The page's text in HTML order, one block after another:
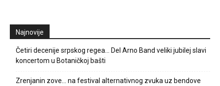
Najnovije
Četiri decenije srpskog regea… Del Arno Band veliki jubilej slavi
koncertom u Botaničkoj bašti
Zrenjanin zove… na festival alternativnog zvuka uz bendove